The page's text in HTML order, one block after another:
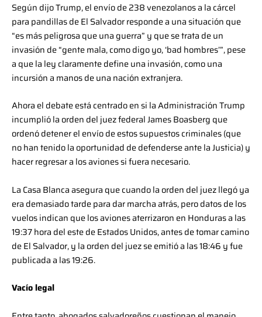
Según dijo Trump, el envío de 238 venezolanos a la cárcel
para pandillas de El Salvador responde a una situación que
“es más peligrosa que una guerra” y que se trata de un
invasión de “gente mala, como digo yo, ‘bad hombres’”, pese
a que la ley claramente define una invasión, como una
incursión a manos de una nación extranjera.
Ahora el debate está centrado en si la Administración Trump
incumplió la orden del juez federal James Boasberg que
ordenó detener el envío de estos supuestos criminales (que
no han tenido la oportunidad de defenderse ante la Justicia) y
hacer regresar a los aviones si fuera necesario.
La Casa Blanca asegura que cuando la orden del juez llegó ya
era demasiado tarde para dar marcha atrás, pero datos de los
vuelos indican que los aviones aterrizaron en Honduras a las
19:37 hora del este de Estados Unidos, antes de tomar camino
de El Salvador, y la orden del juez se emitió a las 18:46 y fue
publicada a las 19:26.
Vacío legal